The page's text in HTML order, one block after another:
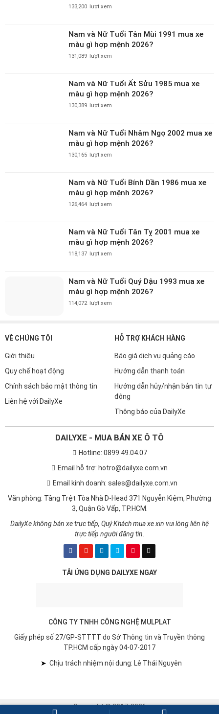
133,200 lượt xem
Nam và Nữ Tuổi Tân Mùi 1991 mua xe
màu gì hợp mệnh 2026?
131,089 lượt xem
Nam và Nữ Tuổi Ất Sửu 1985 mua xe
màu gì hợp mệnh 2026?
130,389 lượt xem
Nam và Nữ Tuổi Nhâm Ngọ 2002 mua xe
màu gì hợp mệnh 2026?
130,165 lượt xem
Nam và Nữ Tuổi Bính Dần 1986 mua xe
màu gì hợp mệnh 2026?
126,464 lượt xem
Nam và Nữ Tuổi Tân Tỵ 2001 mua xe
màu gì hợp mệnh 2026?
118,137 lượt xem
Nam và Nữ Tuổi Quý Dậu 1993 mua xe
màu gì hợp mệnh 2026?
114,072 lượt xem
VỀ CHÚNG TÔI
Giới thiệu
Quy chế hoạt động
Chính sách bảo mật thông tin
Liên hệ với DailyXe
HỖ TRỢ KHÁCH HÀNG
Báo giá dịch vụ quảng cáo
Hướng dẫn thanh toán
Hướng dẫn hủy/nhận bản tin tự
động
Thông báo của DailyXe
DAILYXE - MUA BÁN XE Ô TÔ
Hotline: 0899.49.04.07
Email hỗ trợ: hotro@dailyxe.com.vn
Email kinh doanh: sales@dailyxe.com.vn
Văn phòng: Tầng Trệt Tòa Nhà D-Head 371 Nguyễn Kiệm, Phường
3, Quận Gò Vấp, TP.HCM.
DailyXe không bán xe trực tiếp, Quý Khách mua xe xin vui lòng liên hệ
trực tiếp người đăng tin.
TẢI ỨNG DỤNG DAILYXE NGAY
CÔNG TY TNHH CÔNG NGHỆ MULPLAT
Giấy phép số 27/GP-STTTT do Sở Thông tin và Truyền thông
TP.HCM cấp ngày 04-07-2017
➤ Chịu trách nhiệm nội dung: Lê Thái Nguyên
Copyright © 2017-2026